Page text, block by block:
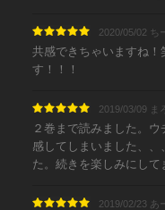
2020/05/02 ち
共感できちゃいますね
す！！！
2019/03/09 ま
２巻まで読みました。
感してしまいました、
た。続きを楽しみにして
2019/02/23 あ